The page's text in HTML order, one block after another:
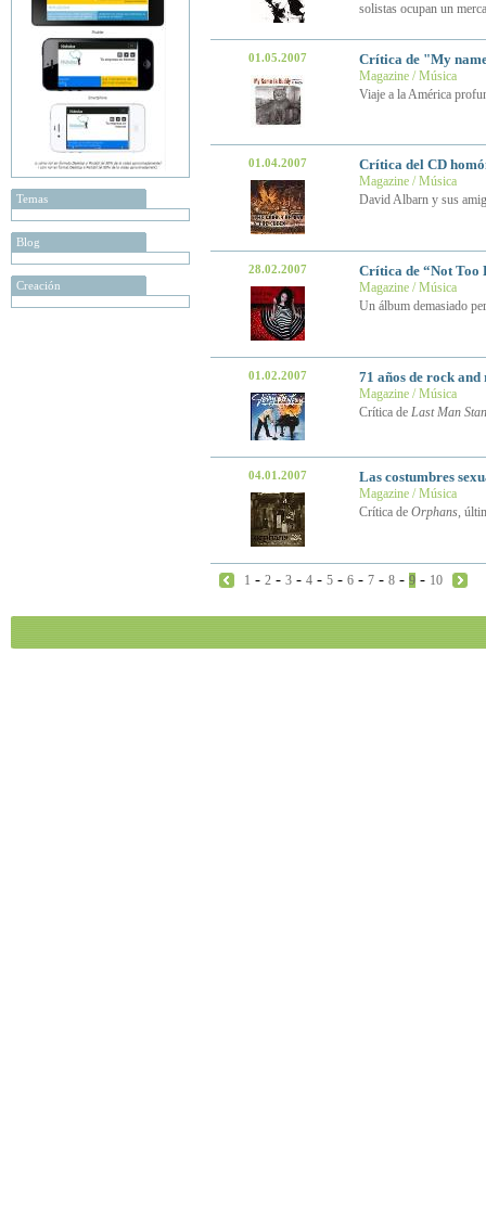
Temas
Blog
Creación
solistas ocupan un
01.05.2007 Crítica de "My
Magazine / Música
Viaje a la América
01.04.2007 Crítica del CD
Magazine / Música
David Albarn y sus
28.02.2007 Crítica de “Not Too
Magazine / Música
Un álbum demasiado
01.02.2007 71 años de rock
Magazine / Música
Crítica de Last Man
04.01.2007 Las costumbres
Magazine / Música
Crítica de Orphans,
1 - 2 - 3 - 4 - 5 - 6 - 7 - 8 - 9 - 10